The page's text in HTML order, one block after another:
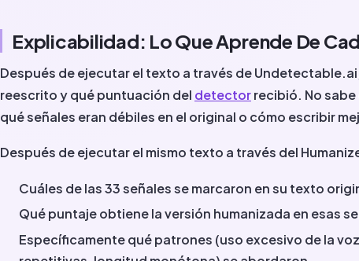
Explicabilidad: Lo Que Aprende De
Después de ejecutar el texto a través de
reescrito y qué puntuación del detectorrecibió. No
qué señales eran débiles en el original o cómo escribir
Después de ejecutar el mismo texto a través del
Cuáles de las 33 señales se marcaron en su texto
Qué puntaje obtiene la versión humanizada en esas
Específicamente qué patrones (uso excesivo de la